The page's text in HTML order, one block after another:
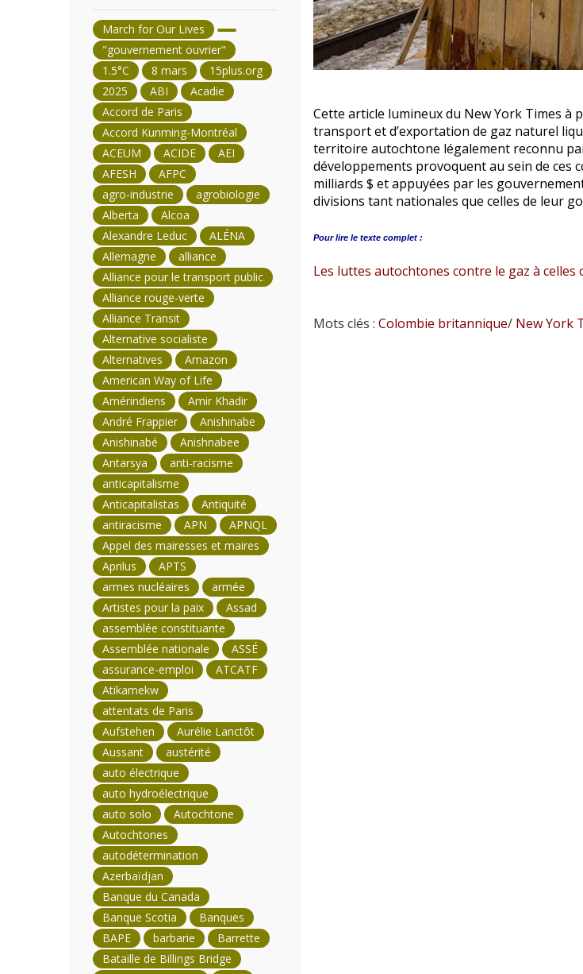
Cette article lumineux du New York Times à
transport et d’exportation de gaz naturel
territoire autochtone légalement reconnu
développements provoquent au sein de ces
milliards $ et appuyées par les
divisions tant nationales que celles de leur
Pour lire le texte complet :
Les luttes autochtones contre le gaz à celles
Mots clés : Colombie britannique/New York
March for Our Lives
"gouvernement ouvrier"
1.5°C
8 mars
15plus.org
2025
ABI
Acadie
Accord de Paris
Accord Kunming-Montréal
ACEUM
ACIDE
AEI
AFESH
AFPC
agro-industrie
agrobiologie
Alberta
Alcoa
Alexandre Leduc
ALÉNA
Allemagne
alliance
Alliance pour le transport public
Alliance rouge-verte
Alliance Transit
Alternative socialiste
Alternatives
Amazon
American Way of Life
Amérindiens
Amir Khadir
André Frappier
Anishinabe
Anishinabé
Anishnabee
Antarsya
anti-racisme
anticapitalisme
Anticapitalistas
Antiquité
antiracisme
APN
APNQL
Appel des mairesses et maires
Aprilus
APTS
armes nucléaires
armée
Artistes pour la paix
Assad
assemblée constituante
Assemblée nationale
ASSÉ
assurance-emploi
ATCATF
Atikamekw
attentats de Paris
Aufstehen
Aurélie Lanctôt
Aussant
austérité
auto électrique
auto hydroélectrique
auto solo
Autochtone
Autochtones
autodétermination
Azerbaïdjan
Banque du Canada
Banque Scotia
Banques
BAPE
barbarie
Barrette
Bataille de Billings Bridge